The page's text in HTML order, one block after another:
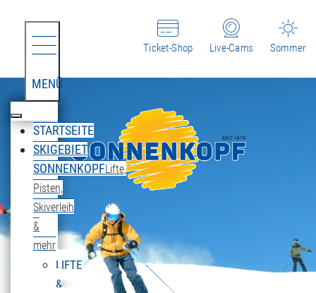
MENÜ
STARTSEITE
SKIGEBIET
SONNENKOPFLifte,
Pisten,
Skiverleih
&
mehr
LIFTE
&
Sommer
Live-Cams
Ticket-Shop